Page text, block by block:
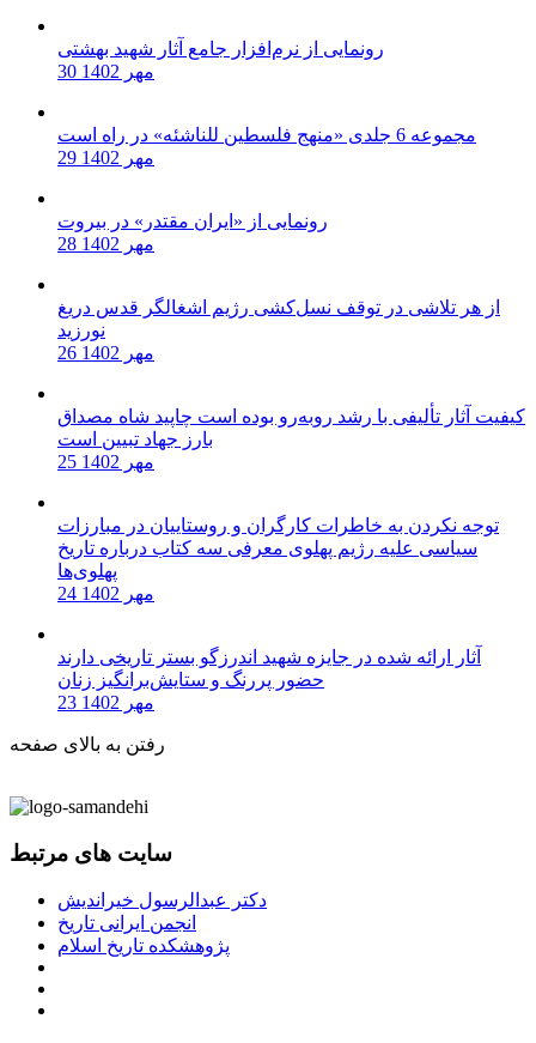
رونمایی از نرم‌افزار جامع آثار شهید بهشتی
30 مهر 1402
مجموعه 6 جلدی «منهج فلسطین للناشئه» در راه است
29 مهر 1402
رونمایی از «ایران مقتدر» در بیروت
28 مهر 1402
از هر تلاشی در توقف نسل‌کشی رژیم اشغالگر قدس دریغ
نورزید
26 مهر 1402
کیفیت آثار تألیفی با رشد روبه‌رو بوده است چاپید شاه مصداق
بارز جهاد تبیین است
25 مهر 1402
توجه نکردن به خاطرات کارگران و روستاییان در مبارزات
سیاسی علیه رژیم پهلوی معرفی سه کتاب درباره تاریخ
پهلوی‌ها
24 مهر 1402
آثار ارائه شده در جایزه شهید اندرزگو بستر تاریخی دارند
حضور پررنگ و ستایش‌برانگیز زنان
23 مهر 1402
رفتن به بالای صفحه
سایت های مرتبط
دکتر عبدالرسول خیراندیش
انجمن ایرانی تاریخ
پژوهشکده تاریخ اسلام